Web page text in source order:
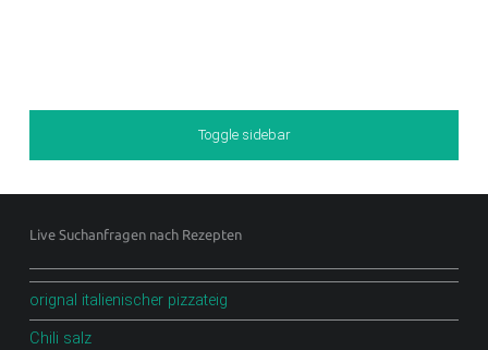
Sidebar
Toggle sidebar
Footer sidebar
Live Suchanfragen nach Rezepten
orignal italienischer pizzateig
Chili salz